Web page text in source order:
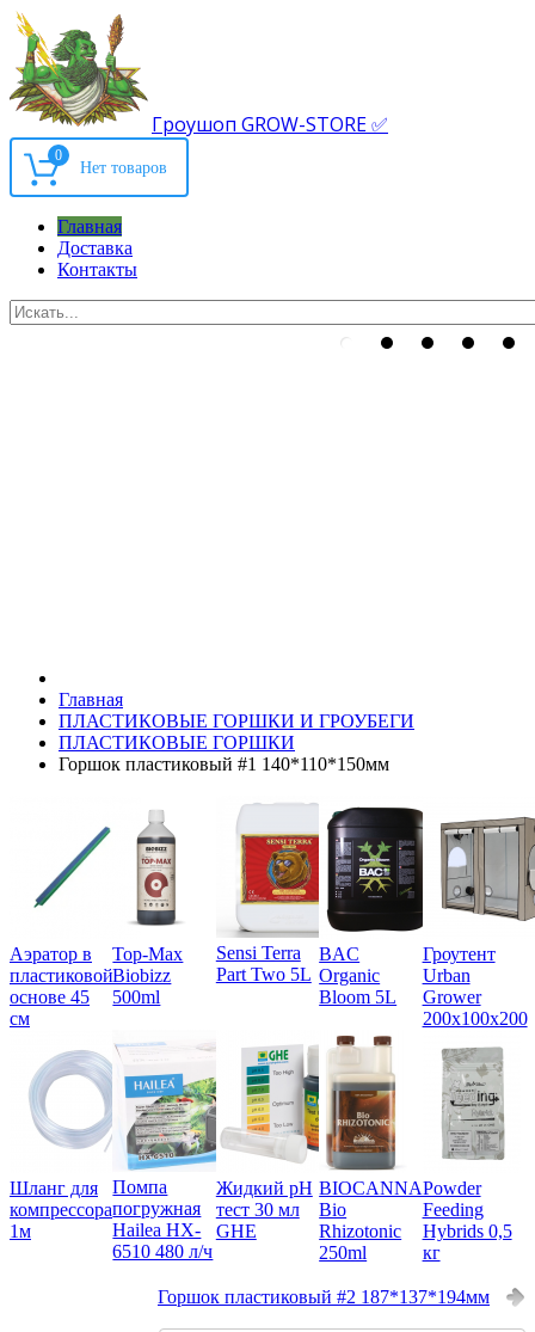
Гроушоп GROW-STORE ✅
0
Главная
Доставка
Контакты
Главная
ПЛАСТИКОВЫЕ ГОРШКИ И ГРОУБЕГИ
ПЛАСТИКОВЫЕ ГОРШКИ
Горшок пластиковый #1 140*110*150мм
Аэратор в
пластиковой
основе 45
см
Top-Max
Biobizz
500ml
Sensi Terra
Part Two 5L
BAC
Organic
Bloom 5L
Гроутент
Urban
Grower
200х100х200
Шланг для
компрессора
1м
Помпа
погружная
Hailea HX-
6510 480 л/ч
Жидкий pH
тест 30 мл
GHE
BIOCANNA
Bio
Rhizotonic
250ml
Powder
Feeding
Hybrids 0,5
кг
Горшок пластиковый #2 187*137*194мм